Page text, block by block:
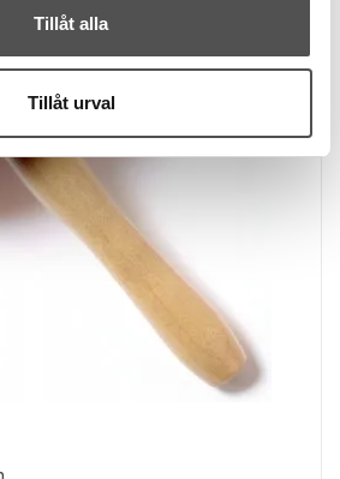
Tillåt alla
Tillåt urval